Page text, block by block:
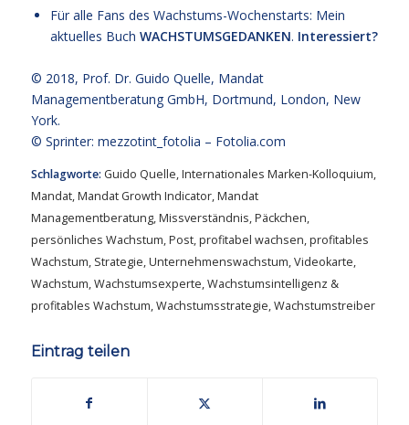
Für alle Fans des Wachstums-Wochenstarts: Mein
aktuelles Buch WACHSTUMSGEDANKEN. Interessiert?
© 2018, Prof. Dr. Guido Quelle, Mandat
Managementberatung GmbH, Dortmund, London, New
York.
© Sprinter: mezzotint_fotolia – Fotolia.com
Schlagworte: Guido Quelle,Internationales Marken-Kolloquium,
Mandat,Mandat Growth Indicator,Mandat
Managementberatung,Missverständnis,Päckchen,
persönliches Wachstum,Post,profitabel wachsen,profitables
Wachstum, Strategie,Unternehmenswachstum,Videokarte,
Wachstum,Wachstumsexperte,Wachstumsintelligenz &
profitables Wachstum,Wachstumsstrategie,Wachstumstreiber
Eintrag teilen